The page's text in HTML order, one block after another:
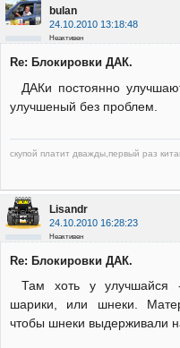
bulan
24.10.2010 13:18:48
Неактивен
Re: Блокировки ДАК.
ДАКи постоянно
улучшеный без проблем.
скупой платит дважды,первый раз
Lisandr
24.10.2010 16:28:23
Неактивен
Re: Блокировки ДАК.
Там хоть у улучшайся
шарики, или шнеки.
чтобы шнеки выдерживали